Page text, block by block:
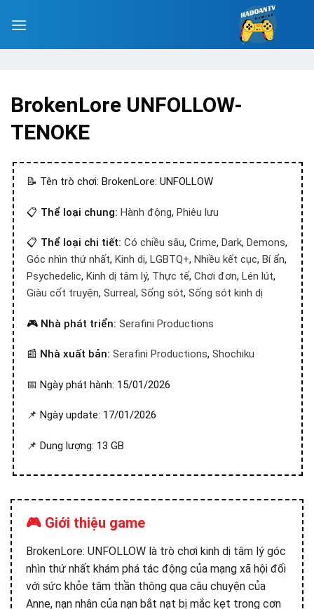
BrokenLore UNFOLLOW-
TENOKE
📝 Tên trò chơi: BrokenLore: UNFOLLOW
📋 Thể loại chung: Hành động, Phiêu lưu
📋 Thể loại chi tiết: Có chiều sâu, Crime, Dark, Demons,
Góc nhìn thứ nhất, Kinh dị, LGBTQ+, Nhiều kết cục, Bí ẩn,
Psychedelic, Kinh dị tâm lý, Thực tế, Chơi đơn, Lén lút,
Giàu cốt truyện, Surreal, Sống sót, Sống sót kinh dị
🎮 Nhà phát triển: Serafini Productions
📰 Nhà xuất bản: Serafini Productions, Shochiku
📅 Ngày phát hành: 15/01/2026
📌 Ngày update: 17/01/2026
📌 Dung lượng: 13 GB
🎮 Giới thiệu game
BrokenLore: UNFOLLOW là trò chơi kinh dị tâm lý góc
nhìn thứ nhất khám phá tác động của mạng xã hội đối
với sức khỏe tâm thần thông qua câu chuyện của
Anne, nạn nhân của nạn bắt nạt bị mắc kẹt trong cơn